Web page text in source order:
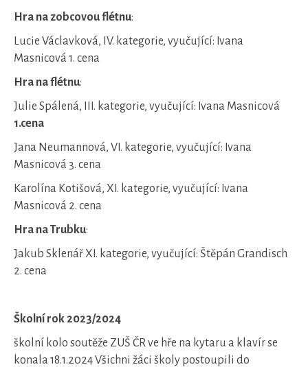
Hra na zobcovou flétnu:
Lucie Václavková, IV. kategorie, vyučující: Ivana
Masnicová 1. cena
Hra na flétnu:
Julie Spálená, III. kategorie, vyučující: Ivana Masnicová
1.cena
Jana Neumannová, VI. kategorie, vyučující: Ivana
Masnicová 3. cena
Karolína Kotišová, XI. kategorie, vyučující: Ivana
Masnicová 2. cena
Hra na Trubku:
Jakub Sklenář XI. kategorie, vyučující: Štěpán Grandisch
2. cena
Školní rok 2023/2024
školní kolo soutěže ZUŠ ČR ve hře na kytaru a klavír se
konala 18.1.2024 Všichni žáci školy postoupili do